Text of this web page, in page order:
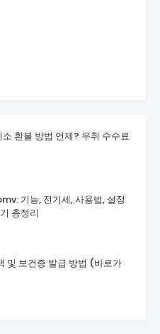
환불 방법 언제? 우취 수수료
기능, 전기세, 사용법, 설정
총정리
및 보건증 발급 방법 (바로가